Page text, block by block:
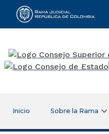
Rama Judicial
Inicio Sobre la Rama